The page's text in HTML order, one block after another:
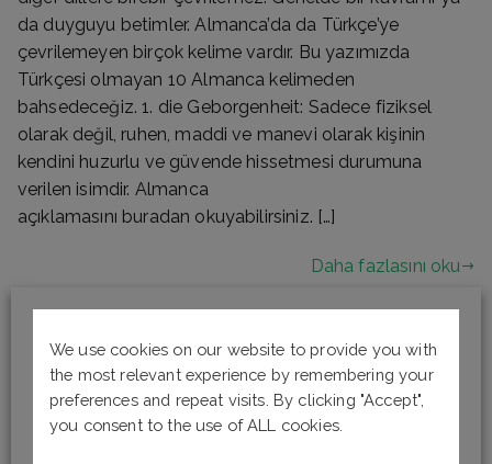
da duyguyu betimler. Almanca’da da Türkçe’ye
çevrilemeyen birçok kelime vardır. Bu yazımızda
Türkçesi olmayan 10 Almanca kelimeden
bahsedeceğiz. 1. die Geborgenheit: Sadece fiziksel
olarak değil, ruhen, maddi ve manevi olarak kişinin
kendini huzurlu ve güvende hissetmesi durumuna
verilen isimdir. Almanca
açıklamasını buradan okuyabilirsiniz. […]
Daha fazlasını oku
Son Yazılar
We use cookies on our website to provide you with
the most relevant experience by remembering your
preferences and repeat visits. By clicking "Accept",
you consent to the use of ALL cookies.